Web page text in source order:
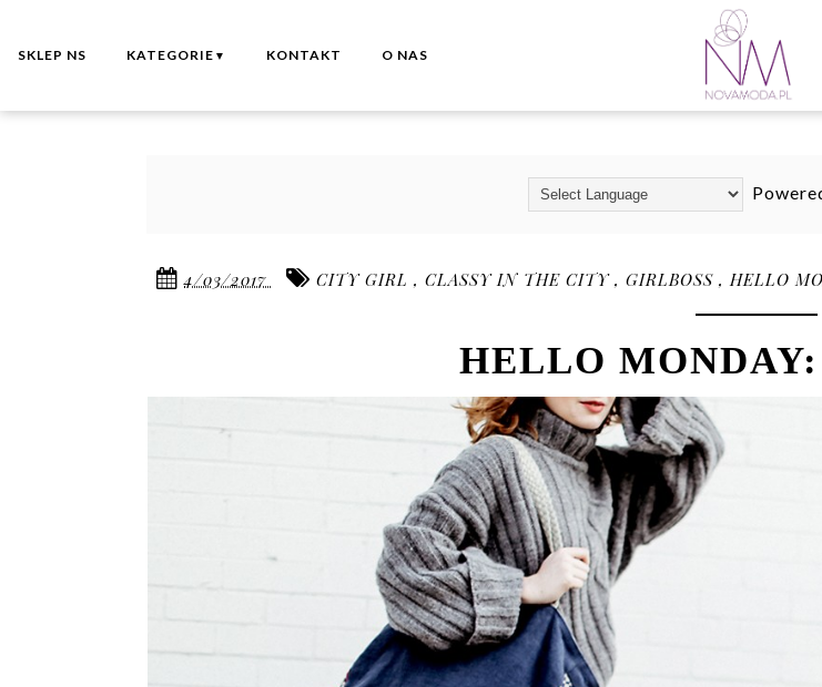
SKLEP NS KATEGORIE ▼ KONTAKT O NAS
4/03/2017 CITY GIRL , CLASSY IN THE CITY , GIRLBOSS ,HELLO
HELLO